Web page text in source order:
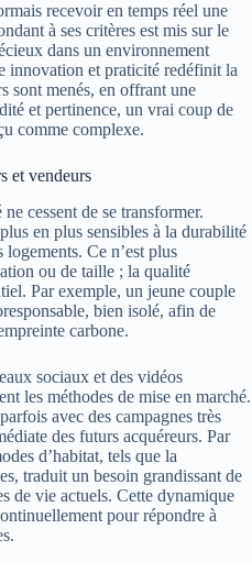
recevoir en temps réel une
à ses critères est mis sur le
dans un environnement
innovation et praticité redéfinit la
sont menés, en offrant une
et pertinence, un vrai coup de
comme complexe.
et vendeurs
cessent de se transformer.
en plus sensibles à la durabilité
Ce n’est plus
ou de taille ; la qualité
Par exemple, un jeune couple
bien isolé, afin de
carbone.
sociaux et des vidéos
les méthodes de mise en marché.
avec des campagnes très
des futurs acquéreurs. Par
d’habitat, tels que la
traduit un besoin grandissant de
de vie actuels. Cette dynamique
pour répondre à